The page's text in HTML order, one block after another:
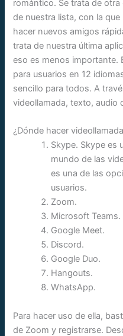
romántico. Se trata de
de nuestra lista, con la
hacer nuevos amigos
trata de nuestra última
eso es menos importante.
para usuarios en 12
sencillo para todos. A
videollamada, texto, audio
¿Dónde hacer
Skype. Skype es
mundo de las
es una de las
usuarios.
Zoom.
Microsoft Teams.
Google Meet.
Discord.
Google Duo.
Hangouts.
WhatsApp.
Para hacer uso de ella,
de Zoom y registrarse.